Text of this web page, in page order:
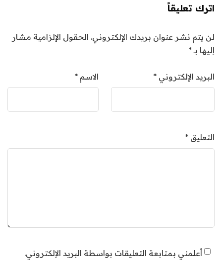
اترك تعليقاً
لن يتم نشر عنوان بريدك الإلكتروني. الحقول الإلزامية مشار
إليها بـ*
الاسم * البريد الإلكتروني *
التعليق *
أعلمني بمتابعة التعليقات بواسطة البريد الإلكتروني.